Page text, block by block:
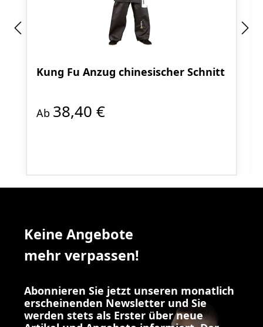
Kung Fu Anzug chinesischer Schnitt
Ab 38,40 €
Keine Angebote
mehr verpassen!
Abonnieren Sie jetzt unseren monatlich
erscheinenden Newsletter und Sie
werden stets als Erster über neue